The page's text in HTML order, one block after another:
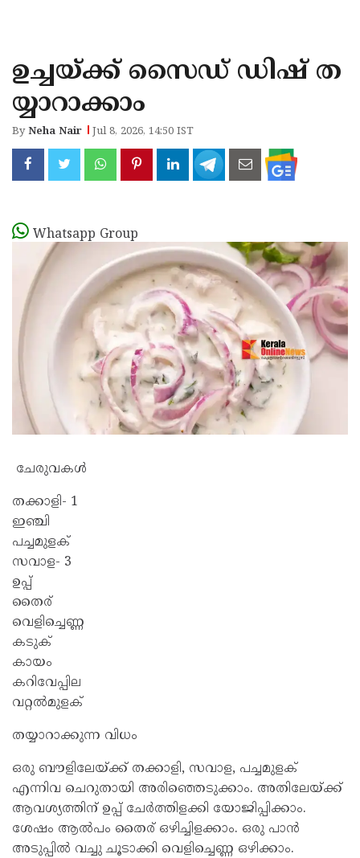
KANNUR
KASARAGOD
ഉച്ചയ്ക്ക് സൈഡ് ഡിഷ് ത
യ്യാറാക്കാം
ByNeha Nair Jul 8, 2026, 14:50 IST
Whatsapp Group
ചേരുവകൾ
തക്കാളി- 1
ഇഞ്ചി
പച്ചമുളക്
സവാള- 3
ഉപ്പ്
തൈര്
വെളിച്ചെണ്ണ
കടുക്
കായം
കറിവേപ്പില
വറ്റൽമുളക്
തയ്യാറാക്കുന്ന വിധം
ഒരു ബൗളിലേയ്ക്ക് തക്കാളി, സവാള, പച്ചമുളക്
എന്നിവ ചെറുതായി അരിഞ്ഞെടുക്കാം. അതിലേയ്ക്ക്
ആവശ്യത്തിന് ഉപ്പ് ചേർത്തിളക്കി യോജിപ്പിക്കാം.
ശേഷം ആൽപം തൈര് ഒഴിച്ചിളക്കാം. ഒരു പാൻ
അടുപ്പിൽ വച്ചു ചൂടാക്കി വെളിച്ചെണ്ണ ഒഴിക്കാം.